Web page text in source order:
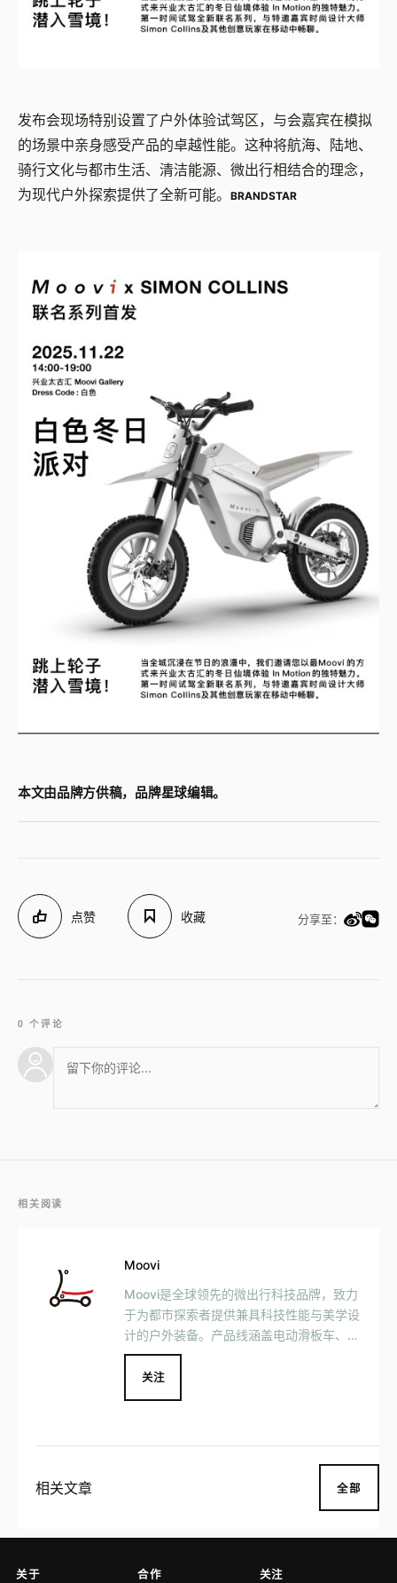
发布会现场特别设置了户外体验试驾区，与会嘉宾在模拟
的场景中亲身感受产品的卓越性能。这种将航海、陆地、
骑行文化与都市生活、清洁能源、微出行相结合的理念，
为现代户外探索提供了全新可能。
BRANDSTAR
本文由品牌方供稿，品牌星球编辑。
点赞 收藏 分享至：
0 个评论
相关阅读
Moovi
Moovi是全球领先的微出行科技品牌，致力
于为都市探索者提供兼具科技性能与美学设
计的户外装备。产品线涵盖电动滑板车、电
动冲浪板等高端户外运动装备，以创新科技
重新定义现代探险方式。
关注
相关文章 全部
关于 合作 关注